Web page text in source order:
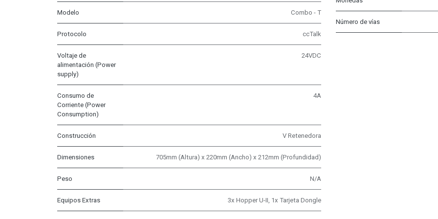
Modelo Combo - T
Protocolo ccTalk
Voltaje de
alimentación (Power
supply)
24VDC
Consumo de
Corriente (Power
Consumption)
4A
Construcción V Retenedora
Dimensiones 705mm (Altura) x 220mm (Ancho) x 212mm (Profundidad)
Peso N/A
Equipos Extras 3x Hopper U-II, 1x Tarjeta Dongle
Número de vías